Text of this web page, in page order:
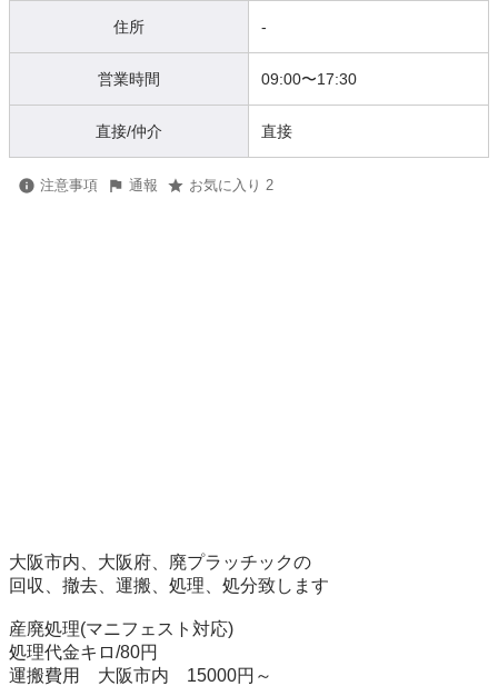
住所 -
営業時間 09:00〜17:30
直接/仲介 直接
注意事項 通報 お気に入り 2
大阪市内、大阪府、廃プラッチックの
回収、撤去、運搬、処理、処分致します
産廃処理(マニフェスト対応)
処理代金キロ/80円
運搬費用　大阪市内　15000円～